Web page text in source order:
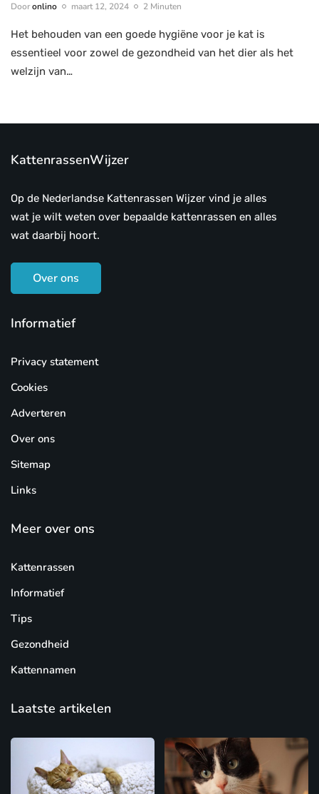
Dooronlino maart 12, 2024 2 Minuten
Het behouden van een goede hygiëne voor je kat is
essentieel voor zowel de gezondheid van het dier als het
welzijn van…
KattenrassenWijzer
Op de Nederlandse Kattenrassen Wijzer vind je alles
wat je wilt weten over bepaalde kattenrassen en alles
wat daarbij hoort.
Over ons
Informatief
Privacy statement
Cookies
Adverteren
Over ons
Sitemap
Links
Meer over ons
Kattenrassen
Informatief
Tips
Gezondheid
Kattennamen
Laatste artikelen